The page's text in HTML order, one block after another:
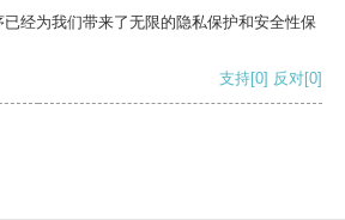
经为我们带来了无限的隐私保护和安全性保
支持[0] 反对[0]